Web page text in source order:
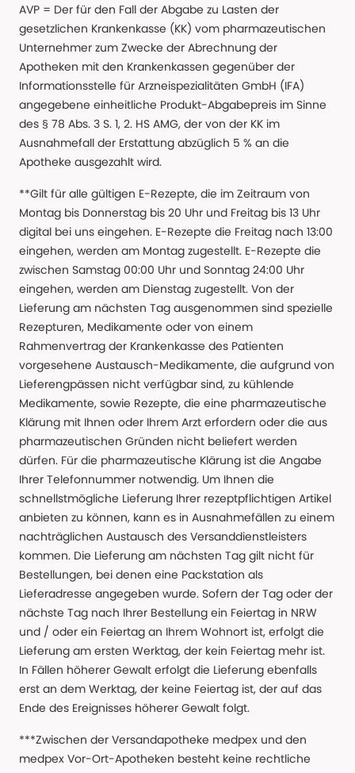
AVP = Der für den Fall der Abgabe zu Lasten der
gesetzlichen Krankenkasse (KK) vom pharmazeutischen
Unternehmer zum Zwecke der Abrechnung der
Apotheken mit den Krankenkassen gegenüber der
Informationsstelle für Arzneispezialitäten GmbH (IFA)
angegebene einheitliche Produkt-Abgabepreis im Sinne
des § 78 Abs. 3 S. 1, 2. HS AMG, der von der KK im
Ausnahmefall der Erstattung abzüglich 5 % an die
Apotheke ausgezahlt wird.
**Gilt für alle gültigen E-Rezepte, die im Zeitraum von
Montag bis Donnerstag bis 20 Uhr und Freitag bis 13 Uhr
digital bei uns eingehen. E-Rezepte die Freitag nach 13:00
eingehen, werden am Montag zugestellt. E-Rezepte die
zwischen Samstag 00:00 Uhr und Sonntag 24:00 Uhr
eingehen, werden am Dienstag zugestellt. Von der
Lieferung am nächsten Tag ausgenommen sind spezielle
Rezepturen, Medikamente oder von einem
Rahmenvertrag der Krankenkasse des Patienten
vorgesehene Austausch-Medikamente, die aufgrund von
Lieferengpässen nicht verfügbar sind, zu kühlende
Medikamente, sowie Rezepte, die eine pharmazeutische
Klärung mit Ihnen oder Ihrem Arzt erfordern oder die aus
pharmazeutischen Gründen nicht beliefert werden
dürfen. Für die pharmazeutische Klärung ist die Angabe
Ihrer Telefonnummer notwendig. Um Ihnen die
schnellstmögliche Lieferung Ihrer rezeptpflichtigen Artikel
anbieten zu können, kann es in Ausnahmefällen zu einem
nachträglichen Austausch des Versanddienstleisters
kommen. Die Lieferung am nächsten Tag gilt nicht für
Bestellungen, bei denen eine Packstation als
Lieferadresse angegeben wurde. Sofern der Tag oder der
nächste Tag nach Ihrer Bestellung ein Feiertag in NRW
und / oder ein Feiertag an Ihrem Wohnort ist, erfolgt die
Lieferung am ersten Werktag, der kein Feiertag mehr ist.
In Fällen höherer Gewalt erfolgt die Lieferung ebenfalls
erst an dem Werktag, der keine Feiertag ist, der auf das
Ende des Ereignisses höherer Gewalt folgt.
***Zwischen der Versandapotheke medpex und den
medpex Vor-Ort-Apotheken besteht keine rechtliche